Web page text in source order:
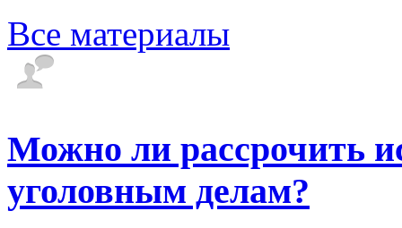
Все материалы
Можно ли рассрочить
уголовным делам?